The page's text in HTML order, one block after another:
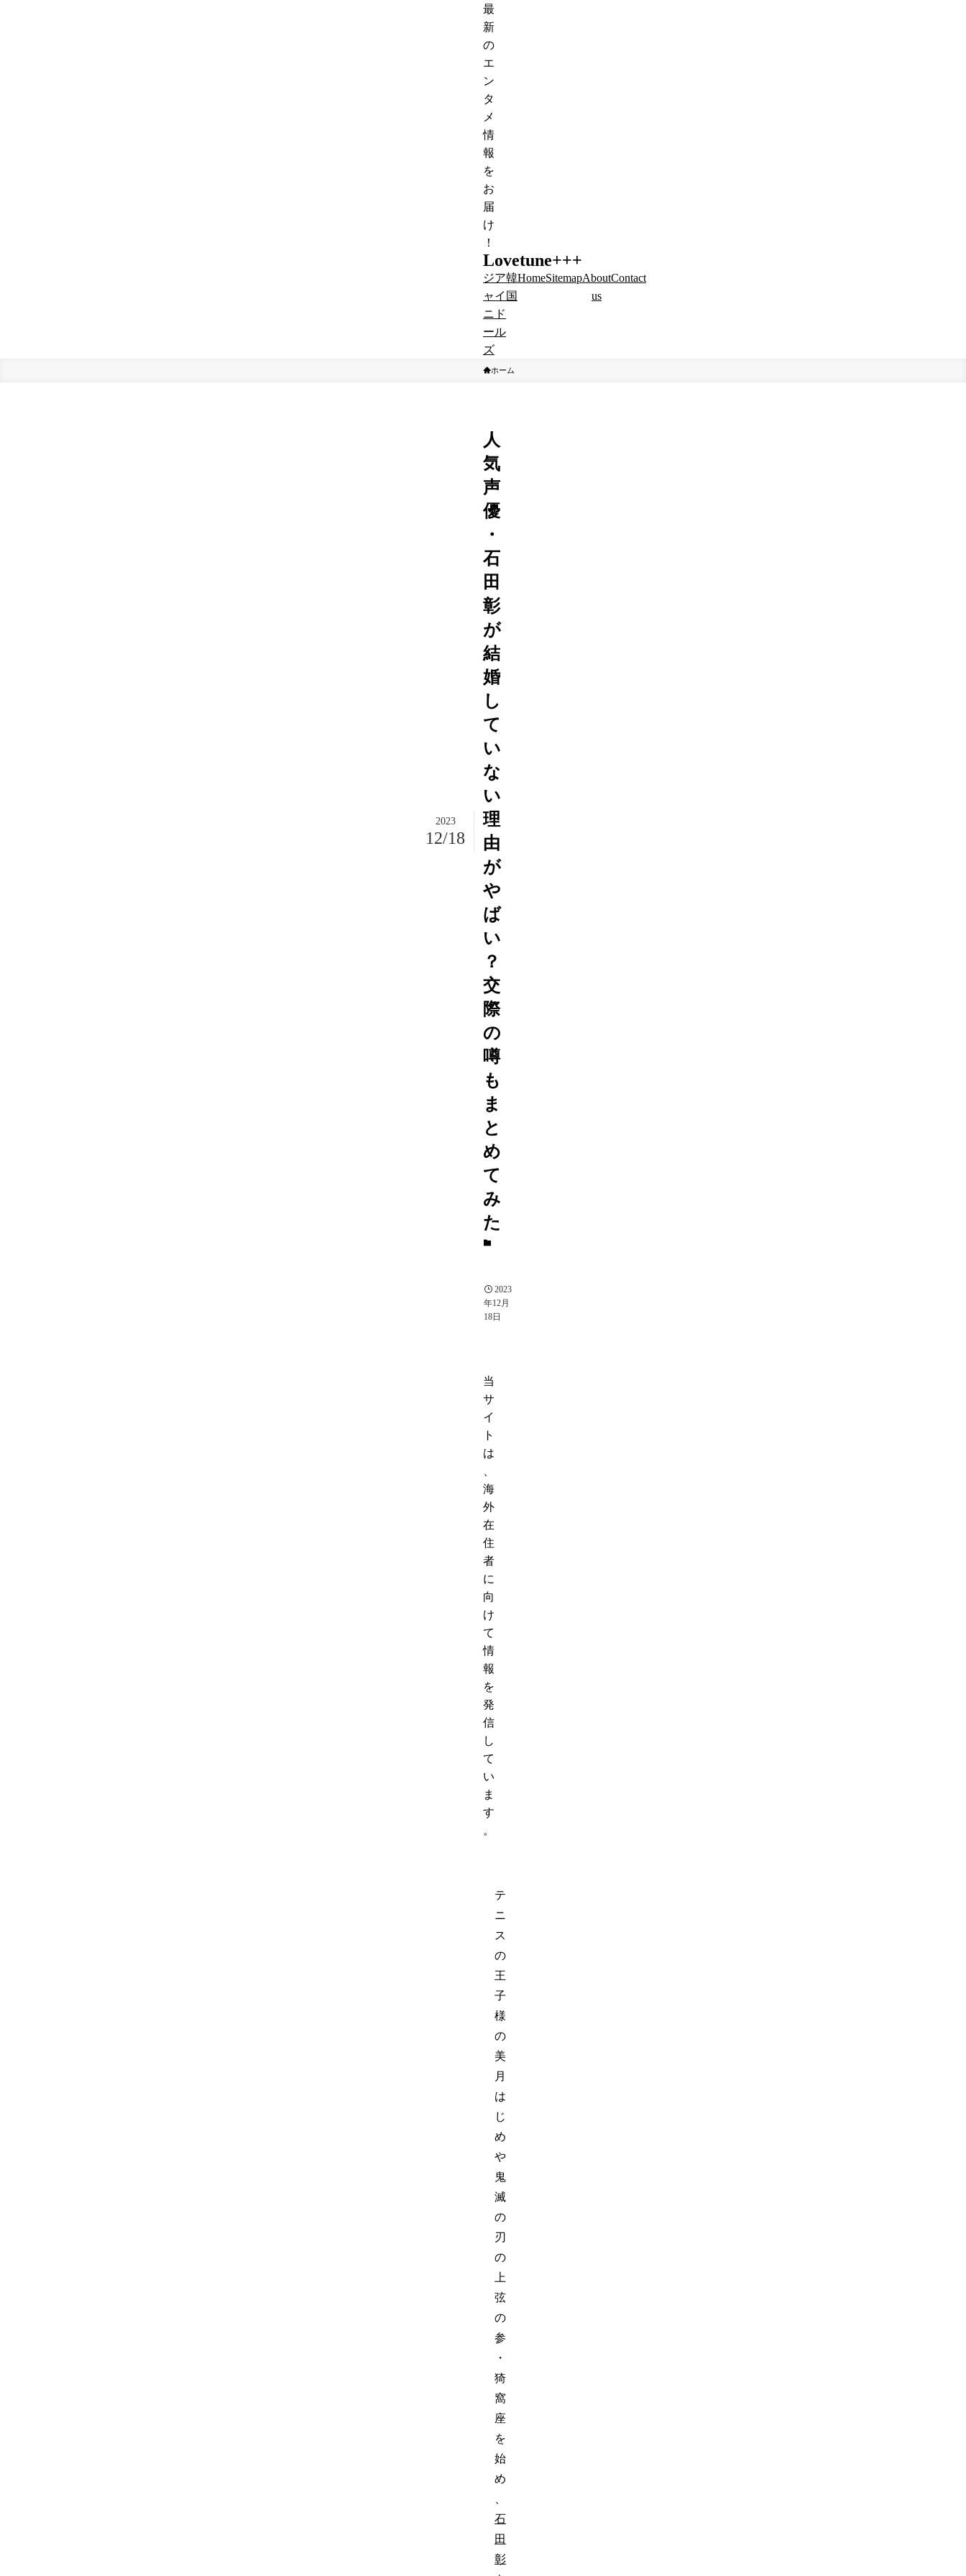
最
新
の
エ
ン
タ
メ
情
報
を
お
届
け
！
Lovetune+++
ジ
ャ
ニ
ー
ズ
ア
イ
ド
ル
韓
国
HomeSitemapAbout
us
Contact
ホーム
人
気
声
優
・
石
田
彰
が
結
婚
し
て
い
な
い
理
由
が
や
ば
い
？
交
際
の
噂
も
ま
と
め
て
み
た
2023
12/18
2023
年12月
18日
当
サ
イ
ト
は
海
外
在
住
者
に
向
け
て
情
報
を
発
信
し
て
い
ま
す
。
テ
ニ
ス
の
王
子
様
の
美
月
は
じ
め
や
鬼
滅
の
刃
の
上
弦
の
参
・
猗
窩
座
を
始
め
石
田
彰